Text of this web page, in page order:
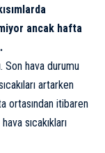
ancak hafta
Son hava durumu
artarken
ortasından itibaren
sıcakıkları